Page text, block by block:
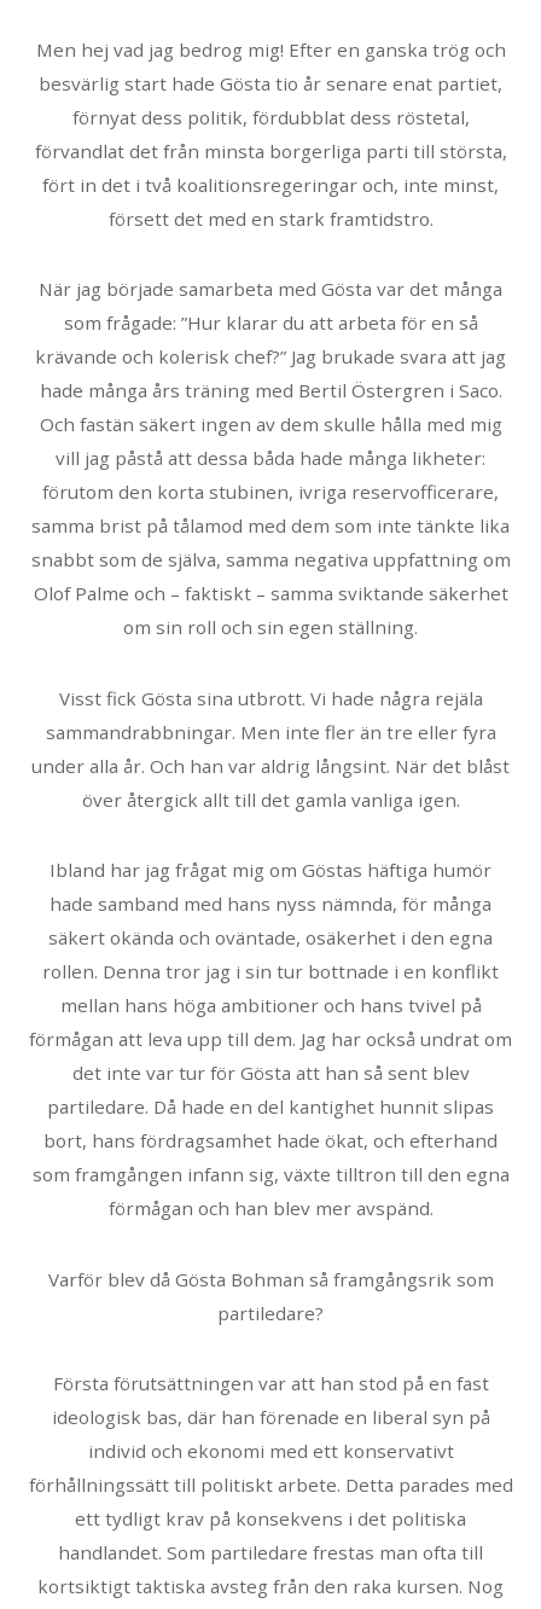
Men hej vad jag bedrog mig! Efter en ganska trög och
besvärlig start hade Gösta tio år senare enat partiet,
förnyat dess politik, fördubblat dess röstetal,
förvandlat det från minsta borgerliga parti till största,
fört in det i två koalitionsregeringar och, inte minst,
försett det med en stark framtidstro.
När jag började samarbeta med Gösta var det många
som frågade: ”Hur klarar du att arbeta för en så
krävande och kolerisk chef?” Jag brukade svara att jag
hade många års träning med Bertil Östergren i Saco.
Och fastän säkert ingen av dem skulle hålla med mig
vill jag påstå att dessa båda hade många likheter:
förutom den korta stubinen, ivriga reservofficerare,
samma brist på tålamod med dem som inte tänkte lika
snabbt som de själva, samma negativa uppfattning om
Olof Palme och – faktiskt – samma sviktande säkerhet
om sin roll och sin egen ställning.
Visst fick Gösta sina utbrott. Vi hade några rejäla
sammandrabbningar. Men inte fler än tre eller fyra
under alla år. Och han var aldrig långsint. När det blåst
över återgick allt till det gamla vanliga igen.
Ibland har jag frågat mig om Göstas häftiga humör
hade samband med hans nyss nämnda, för många
säkert okända och oväntade, osäkerhet i den egna
rollen. Denna tror jag i sin tur bottnade i en konflikt
mellan hans höga ambitioner och hans tvivel på
förmågan att leva upp till dem. Jag har också undrat om
det inte var tur för Gösta att han så sent blev
partiledare. Då hade en del kantighet hunnit slipas
bort, hans fördragsamhet hade ökat, och efterhand
som framgången infann sig, växte tilltron till den egna
förmågan och han blev mer avspänd.
Varför blev då Gösta Bohman så framgångsrik som
partiledare?
Första förutsättningen var att han stod på en fast
ideologisk bas, där han förenade en liberal syn på
individ och ekonomi med ett konservativt
förhållningssätt till politiskt arbete. Detta parades med
ett tydligt krav på konsekvens i det politiska
handlandet. Som partiledare frestas man ofta till
kortsiktigt taktiska avsteg från den raka kursen. Nog